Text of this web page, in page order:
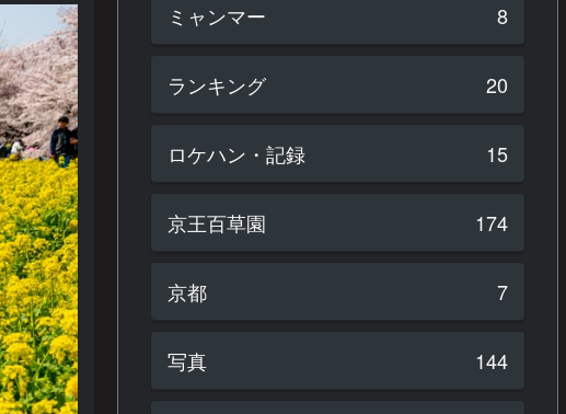
ミャンマー 8
ランキング 20
ロケハン・記録 15
京王百草園 174
京都 7
写真 144